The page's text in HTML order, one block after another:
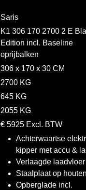
Saris
K1 306 170 2700 2 E
Edition incl. Baseline
oprijbalken
306 x 170 x 30 CM
2700 KG
645 KG
2055 KG
€ 5925 Excl. BTW
Achterwaartse
kipper met accu &
Verlaagde laadvloer
Staalplaat op
Opberglade incl.